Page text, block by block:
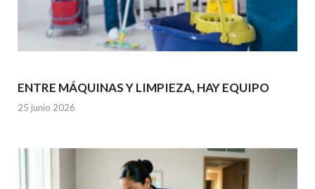
ENTRE MÁQUINAS Y LIMPIEZA, HAY EQUIPO
25 junio 2026